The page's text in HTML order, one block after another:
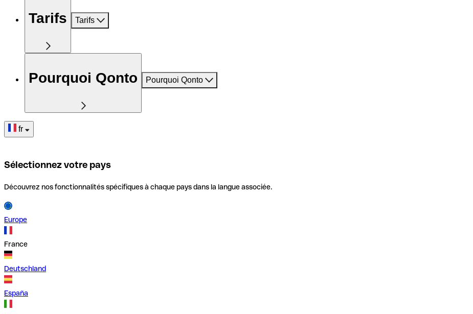
Tarifs Tarifs
Pourquoi Qonto Pourquoi Qonto
fr
Sélectionnez votre pays
Découvrez nos fonctionnalités spécifiques à chaque pays dans la langue associée.
Europe
France
Deutschland
España